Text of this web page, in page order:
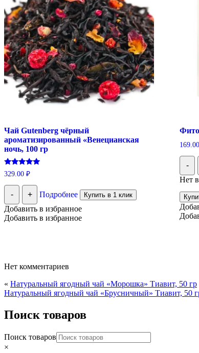
Чай Gutenberg чёрный
ароматизированный «Венецианская
ночь, 100 гр
Оценка
5.00
из 5
329.00 ₽
- + Подробнее Купить в 1 клик
Добавить в избранное
Добавить в избранное
-
Нет
Нет комментариев
« Натуральный ягодный чай «Морошка» Тиавит, 50 гр
Натуральный ягодный чай «Брусничный» Тиавит, 50
Поиск товаров
Поиск товаров
×